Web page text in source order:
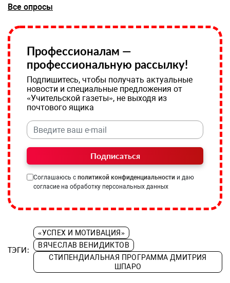
Все опросы
Профессионалам —
профессиональную рассылку!
Подпишитесь, чтобы получать актуальные
новости и специальные предложения от
«Учительской газеты», не выходя из
почтового ящика
Подписаться
Соглашаюсь с политикой конфиденциальности и даю
согласие на обработку персональных данных
ТЭГИ:
«УСПЕХ И МОТИВАЦИЯ»
ВЯЧЕСЛАВ ВЕНИДИКТОВ
СТИПЕНДИАЛЬНАЯ ПРОГРАММА ДМИТРИЯ
ШПАРО